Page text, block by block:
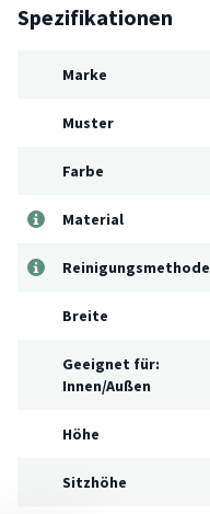
Spezifikationen
Marke
Muster
Farbe
Material
Reinigungsmethode
Breite
Geeignet für:
Innen/Außen
Höhe
Sitzhöhe